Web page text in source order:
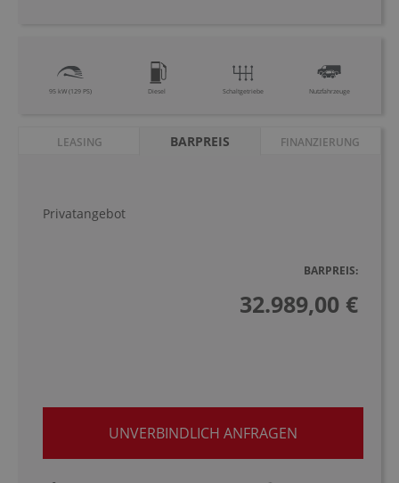
95 kW (129 PS) Diesel Schaltgetriebe Nutzfahrzeuge
LEASING BARPREIS FINANZIERUNG
Privatangebot
BARPREIS:
32.989,00 €
UNVERBINDLICH ANFRAGEN